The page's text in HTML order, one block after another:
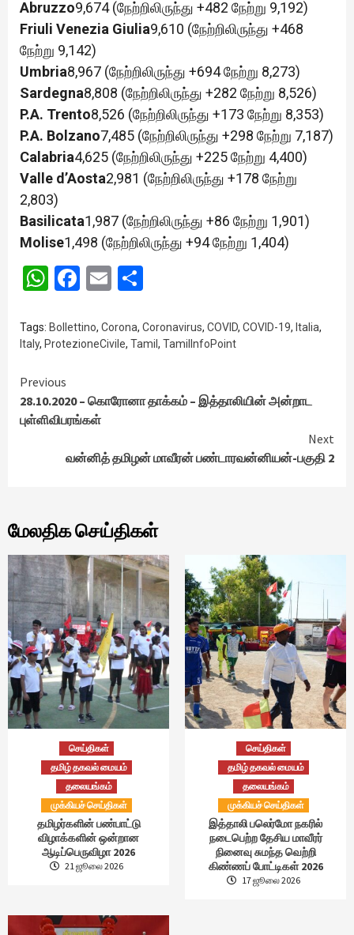
Abruzzo9,674 (நேற்றிலிருந்து +482 நேற்று 9,192)
Friuli Venezia Giulia9,610 (நேற்றிலிருந்து +468
நேற்று 9,142)
Umbria8,967 (நேற்றிலிருந்து +694 நேற்று 8,273)
Sardegna8,808 (நேற்றிலிருந்து +282 நேற்று 8,526)
P.A. Trento8,526 (நேற்றிலிருந்து +173 நேற்று 8,353)
P.A. Bolzano7,485 (நேற்றிலிருந்து +298 நேற்று 7,187)
Calabria4,625 (நேற்றிலிருந்து +225 நேற்று 4,400)
Valle d’Aosta2,981 (நேற்றிலிருந்து +178 நேற்று
2,803)
Basilicata1,987 (நேற்றிலிருந்து +86 நேற்று 1,901)
Molise1,498 (நேற்றிலிருந்து +94 நேற்று 1,404)
WhatsApp
Facebook
Email
Tags: Bollettino, Corona, Coronavirus, COVID, COVID-19, Italia,
Italy, ProtezioneCivile, Tamil , TamilInfoPoint
Continue
Reading
Previous
28.10.2020 – கொரோனா தாக்கம் – இத்தாலியின் அன்றாட
புள்ளிவிபரங்கள்
Next
வன்னித் தமிழன் மாவீரன் பண்டாரவன்னியன்-பகுதி 2
மேலதிக செய்திகள்
செய்திகள்
தமிழ் தகவல் மையம்
தலையங்கம்
முக்கியச் செய்திகள்
தமிழர்களின் பண்பாட்டு
விழாக்களின் ஒன்றான
ஆடிப்பெருவிழா 2026
21 ஜூலை 2026
செய்திகள்
தமிழ் தகவல் மையம்
தலையங்கம்
முக்கியச் செய்திகள்
இத்தாலி பலெர்மோ நகரில்
நடைபெற்ற தேசிய மாவீரர்
நினைவு சுமந்த வெற்றி
கிண்ணப் போட்டிகள் 2026
17 ஜூலை 2026